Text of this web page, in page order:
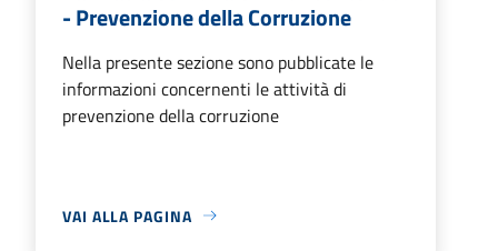
- Prevenzione della Corruzione
Nella presente sezione sono pubblicate le
informazioni concernenti le attività di
prevenzione della corruzione
VAI ALLA PAGINA